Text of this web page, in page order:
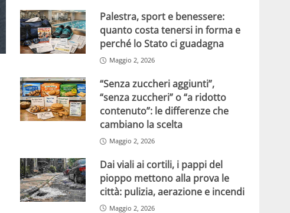
Palestra, sport e benessere:
quanto costa tenersi in forma e
perché lo Stato ci guadagna
Maggio 2, 2026
“Senza zuccheri aggiunti”,
“senza zuccheri” o “a ridotto
contenuto”: le differenze che
cambiano la scelta
Maggio 2, 2026
Dai viali ai cortili, i pappi del
pioppo mettono alla prova le
città: pulizia, aerazione e incendi
Maggio 2, 2026